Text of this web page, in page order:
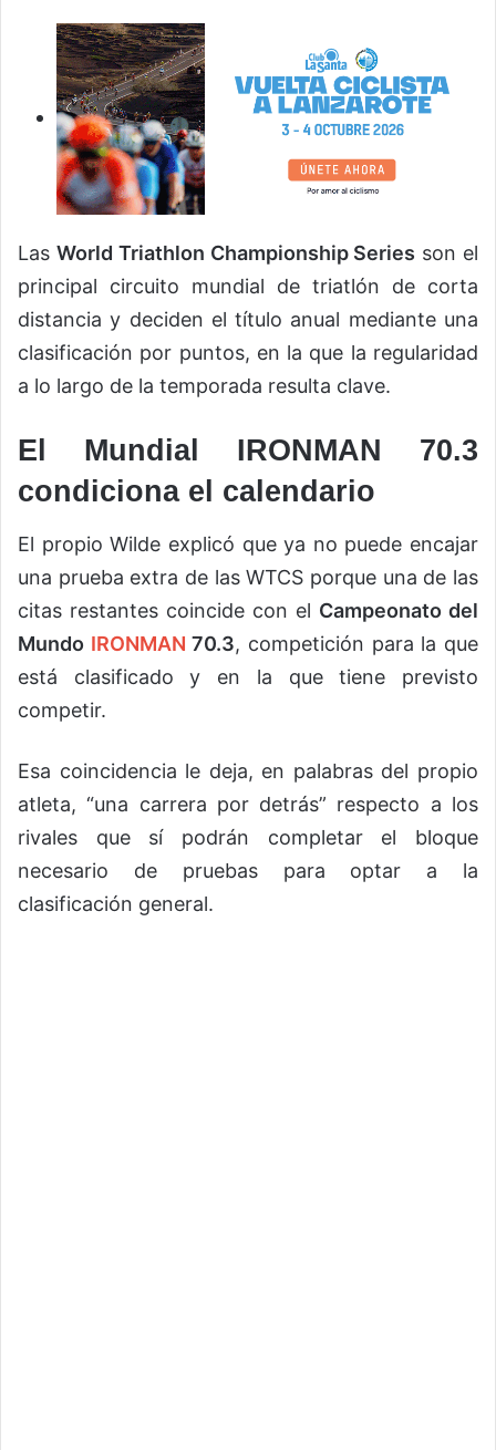
Las World Triathlon Championship Series son el
principal circuito mundial de triatlón de corta
distancia y deciden el título anual mediante una
clasificación por puntos, en la que la regularidad
a lo largo de la temporada resulta clave.
El Mundial IRONMAN 70.3
condiciona el calendario
El propio Wilde explicó que ya no puede encajar
una prueba extra de las WTCS porque una de las
citas restantes coincide con el Campeonato del
Mundo IRONMAN 70.3, competición para la que
está clasificado y en la que tiene previsto
competir.
Esa coincidencia le deja, en palabras del propio
atleta, “una carrera por detrás” respecto a los
rivales que sí podrán completar el bloque
necesario de pruebas para optar a la
clasificación general.